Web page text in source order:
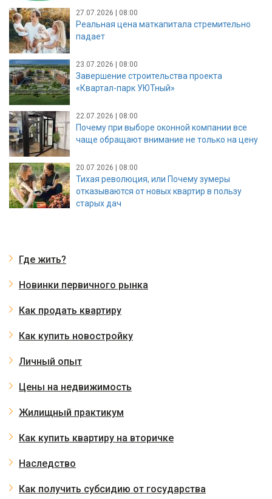
27.07.2026 | 08:00
Реальная цена маткапитала стремительно
падает
23.07.2026 | 08:00
Завершение строительства проекта
«Квартал-парк УЮТный»
22.07.2026 | 08:00
Почему при выборе оконной компании все
чаще обращают внимание не только на цену
20.07.2026 | 08:00
Тихая революция, или Почему зумеры
отказываются от новых квартир в пользу
старых дач
Где жить?
Новинки первичного рынка
Как продать квартиру
Как купить новостройку
Личный опыт
Цены на недвижимость
Жилищный практикум
Как купить квартиру на вторичке
Наследство
Как получить субсидию от государства